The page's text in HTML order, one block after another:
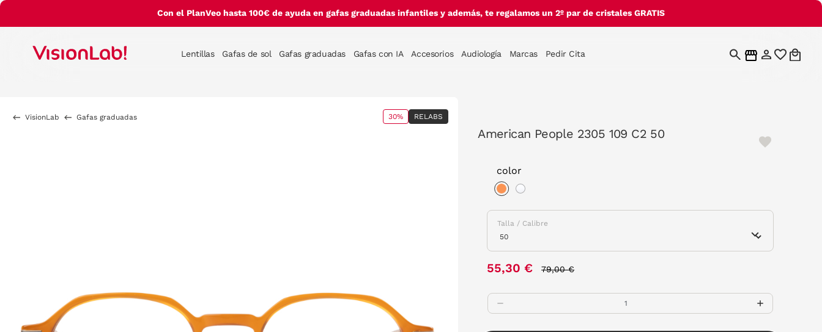
Con el PlanVeo hasta 100€ de ayuda en gafas graduadas infantiles y además, te regalamos un 2º par de cristales GRATIS
Lentillas Gafas de sol Gafas graduadas Gafas con IA Accesorios Audiología Marcas Pedir Cita
VisionLab Gafas graduadas 30% RELABS
American People 2305 109 C2 50
color
Talla / Calibre
55,30 € 79,00 €